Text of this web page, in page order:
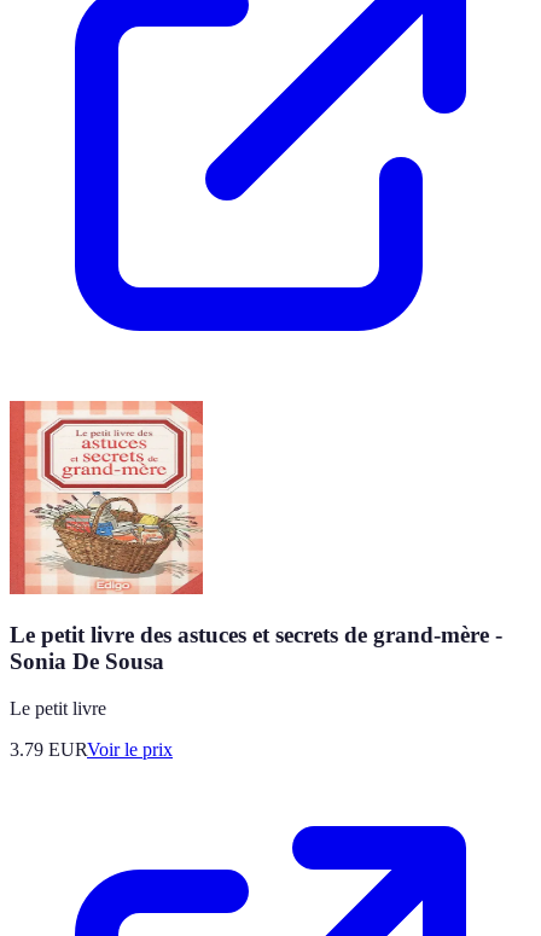
Le petit livre des astuces et secrets de grand-mère -
Sonia De Sousa
Le petit livre
3.79 EURVoir le prix